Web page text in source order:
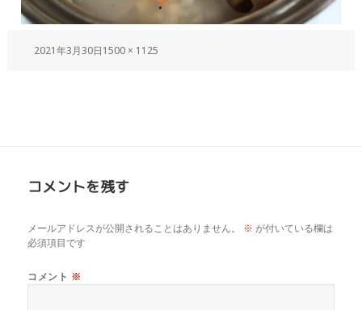
2021年3月30日1500 × 1125
コメントを残す
メールアドレスが公開されることはありません。 ※ が付いている欄は
必須項目です
コメント ※